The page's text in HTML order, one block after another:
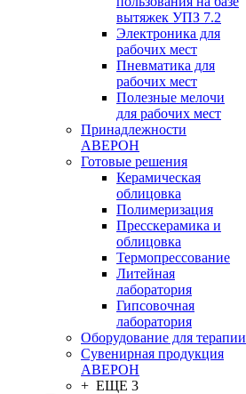
вытяжек УПЗ 7.2
Электроника для
рабочих мест
Пневматика для
рабочих мест
Полезные мелочи
для рабочих мест
Принадлежности
АВЕРОН
Готовые решения
Керамическая
облицовка
Полимеризация
Пресскерамика и
облицовка
Термопрессование
Литейная
лаборатория
Гипсовочная
лаборатория
Оборудование для терапии
Сувенирная продукция
АВЕРОН
+ ЕЩЕ 3